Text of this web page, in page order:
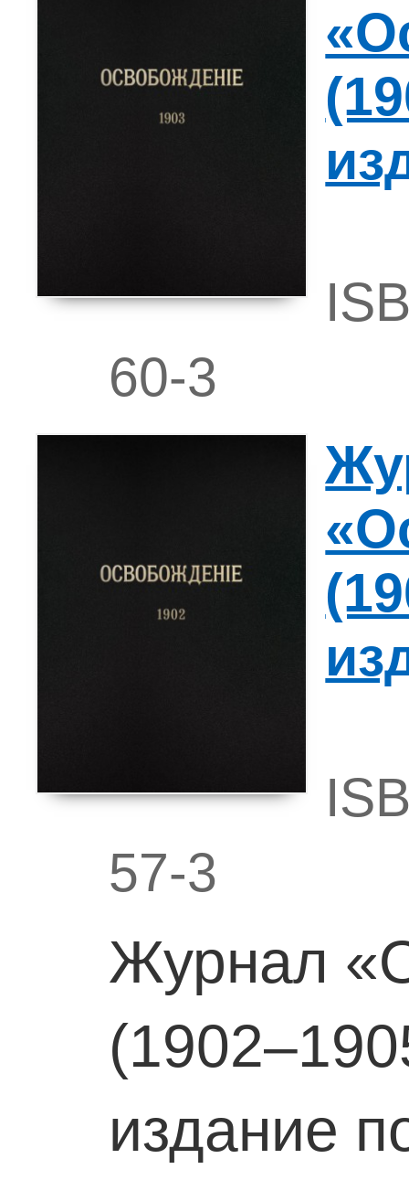
60-3
57-3
Журнал
издание